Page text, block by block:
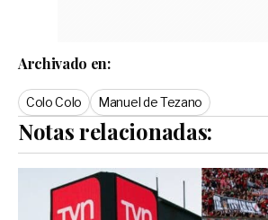
Archivado en:
Colo Colo Manuel de Tezano
Notas relacionadas: